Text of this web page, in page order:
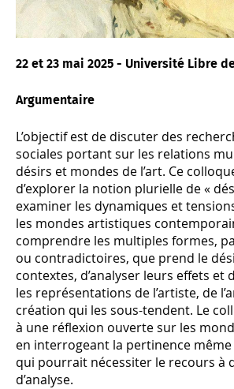
22 et 23 mai 2025 - Université Libre
Argumentaire
L’objectif est de discuter des
sociales portant sur les relations
désirs et mondes de l’art. Ce
d’explorer la notion plurielle de «
examiner les dynamiques et
les mondes artistiques
comprendre les multiples formes,
ou contradictoires, que prend le
contextes, d’analyser leurs effets et
les représentations de l’artiste, de
création qui les sous-tendent. Le
à une réflexion ouverte sur les
en interrogeant la pertinence même
qui pourrait nécessiter le recours à
d’analyse.